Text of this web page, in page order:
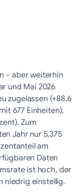
– aber weiterhin
und Mai 2026
zugelassen (+88,6
677 Einheiten),
Zum
Jahr nur 5.375
am
Daten
ist hoch, der
niedrig einstellig.